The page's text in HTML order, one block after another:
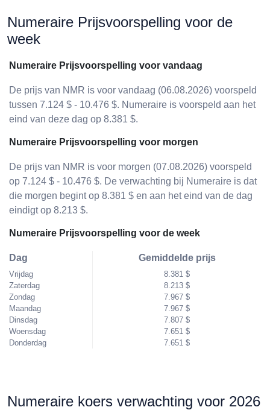
Numeraire Prijsvoorspelling voor de
week
Numeraire Prijsvoorspelling voor vandaag
De prijs van NMR is voor vandaag (06.08.2026) voorspeld
tussen 7.124 $ - 10.476 $. Numeraire is voorspeld aan het
eind van deze dag op 8.381 $.
Numeraire Prijsvoorspelling voor morgen
De prijs van NMR is voor morgen (07.08.2026) voorspeld
op 7.124 $ - 10.476 $. De verwachting bij Numeraire is dat
die morgen begint op 8.381 $ en aan het eind van de dag
eindigt op 8.213 $.
Numeraire Prijsvoorspelling voor de week
Dag
Vrijdag
Zaterdag
Zondag
Maandag
Dinsdag
Woensdag
Donderdag
Gemiddelde prijs
8.381 $
8.213 $
7.967 $
7.967 $
7.807 $
7.651 $
7.651 $
Numeraire koers verwachting voor 2026